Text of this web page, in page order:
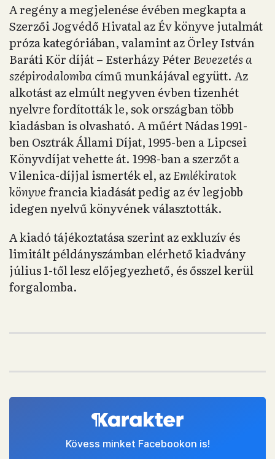
A regény a megjelenése évében megkapta a
Szerzői Jogvédő Hivatal az Év könyve jutalmát
próza kategóriában, valamint az Örley István
Baráti Kör díját – Esterházy Péter Bevezetés a
szépirodalombacímű munkájával együtt. Az
alkotást az elmúlt negyven évben tizenhét
nyelvre fordították le, sok országban több
kiadásban is olvasható. A műért Nádas 1991-
ben Osztrák Állami Díjat, 1995-ben a Lipcsei
Könyvdíjat vehette át. 1998-ban a szerzőt a
Vilenica-díjjal ismerték el, azEmlékiratok
könyvefrancia kiadását pedig az év legjobb
idegen nyelvű könyvének választották.
A kiadó tájékoztatása szerint az exkluzív és
limitált példányszámban elérhető kiadvány
július 1-től lesz előjegyezhető, és ősszel kerül
forgalomba.
Kövess minket Facebookon is!